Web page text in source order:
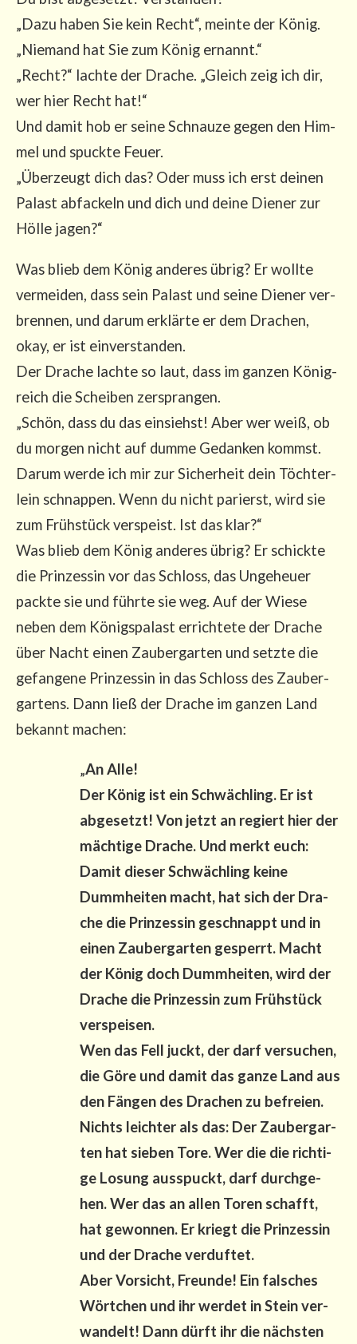
„Dazu haben Sie kein Recht“, mein­te der König.
„Nie­mand hat Sie zum König ernannt.“
„Recht?“ lach­te der Dra­che. „Gleich zeig ich dir,
wer hier Recht hat!“
Und damit hob er sei­ne Schnau­ze gegen den Him­
mel und spuck­te Feu­er.
„Über­zeugt dich das? Oder muss ich erst dei­nen
Palast abfa­ckeln und dich und dei­ne Die­ner zur
Höl­le jagen?“
Was blieb dem König ande­res übrig? Er woll­te
ver­mei­den, dass sein Palast und sei­ne Die­ner ver­
bren­nen, und dar­um erklär­te er dem Dra­chen,
okay, er ist ein­ver­stan­den.
Der Dra­che lach­te so laut, dass im gan­zen König­
reich die Schei­ben zer­spran­gen.
„Schön, dass du das ein­siehst! Aber wer weiß, ob
du mor­gen nicht auf dum­me Gedan­ken kommst.
Dar­um wer­de ich mir zur Sicher­heit dein Töch­ter­
lein schnap­pen. Wenn du nicht parierst, wird sie
zum Früh­stück ver­speist. Ist das klar?“
Was blieb dem König ande­res übrig? Er schick­te
die Prin­zes­sin vor das Schloss, das Unge­heu­er
pack­te sie und führ­te sie weg. Auf der Wie­se
neben dem Königs­pa­last errich­te­te der Dra­che
über Nacht einen Zau­ber­gar­ten und setz­te die
gefan­ge­ne Prin­zes­sin in das Schloss des Zau­ber­
gar­tens. Dann ließ der Dra­che im gan­zen Land
bekannt machen:
„An Alle!
Der König ist ein Schwäch­ling. Er ist
abge­setzt! Von jetzt an regiert hier der
mäch­ti­ge Dra­che. Und merkt euch:
Damit die­ser Schwäch­ling kei­ne
Dumm­hei­ten macht, hat sich der Dra­
che die Prin­zes­sin geschnappt und in
einen Zau­ber­gar­ten gesperrt. Macht
der König doch Dumm­hei­ten, wird der
Dra­che die Prin­zes­sin zum Früh­stück
ver­spei­sen.
Wen das Fell juckt, der darf ver­su­chen,
die Göre und damit das gan­ze Land aus
den Fän­gen des Dra­chen zu befrei­en.
Nichts leich­ter als das: Der Zau­ber­gar­
ten hat sie­ben Tore. Wer die die rich­ti­
ge Losung aus­spuckt, darf durch­ge­
hen. Wer das an allen Toren schafft,
hat gewon­nen. Er kriegt die Prin­zes­sin
und der Dra­che ver­duf­tet.
Aber Vor­sicht, Freun­de! Ein fal­sches
Wört­chen und ihr wer­det in Stein ver­
wan­delt! Dann dürft ihr die nächs­ten